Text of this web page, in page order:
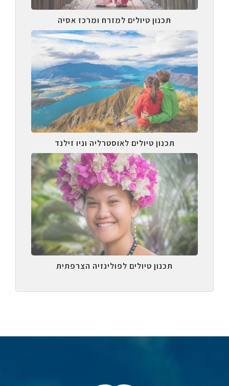
תכנון טיולים למזרח ומרכז אסיה
תכנון טיולים לאוסטרליה וניו זילנד
תכנון טיולים לפולינזיה הצרפתית